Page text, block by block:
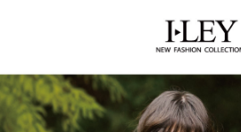
1.分期款項不併入電信帳單，「大哥付你分期
2.透過簡訊連結打開帳單後，可選擇「超商條
【注意事項】
1.本服務係由「台灣大哥大股份有限公司」（
【「AFTEE先享後付」結帳流程】
１．於結帳方式選擇「AFTEE先享後付」後
２．訂單成立數日內，您將收到繳費通知簡訊
３．收到繳費通知簡訊後14天內，點擊此簡訊
ATM／網路銀行／等多元方式進行付款，方視
※ 請注意：結帳手續完成當下不需立刻繳費，
每筆NT$120，滿NT$2,500(含以上)免運
萊爾富取貨付款
每筆NT$120，滿NT$2,500(含以上)免運